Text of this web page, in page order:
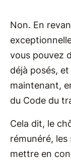
Non. En
vous pouvez
déjà posés,
maintenant,
du Code du
Cela dit, le
rémunéré,
mettre en